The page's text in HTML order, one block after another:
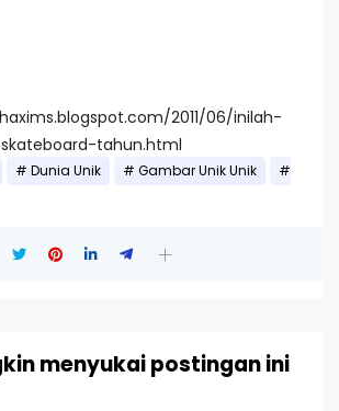
2011/06/inilah-
tahun.html
Dunia Unik
Gambar Unik Unik
menyukai postingan ini